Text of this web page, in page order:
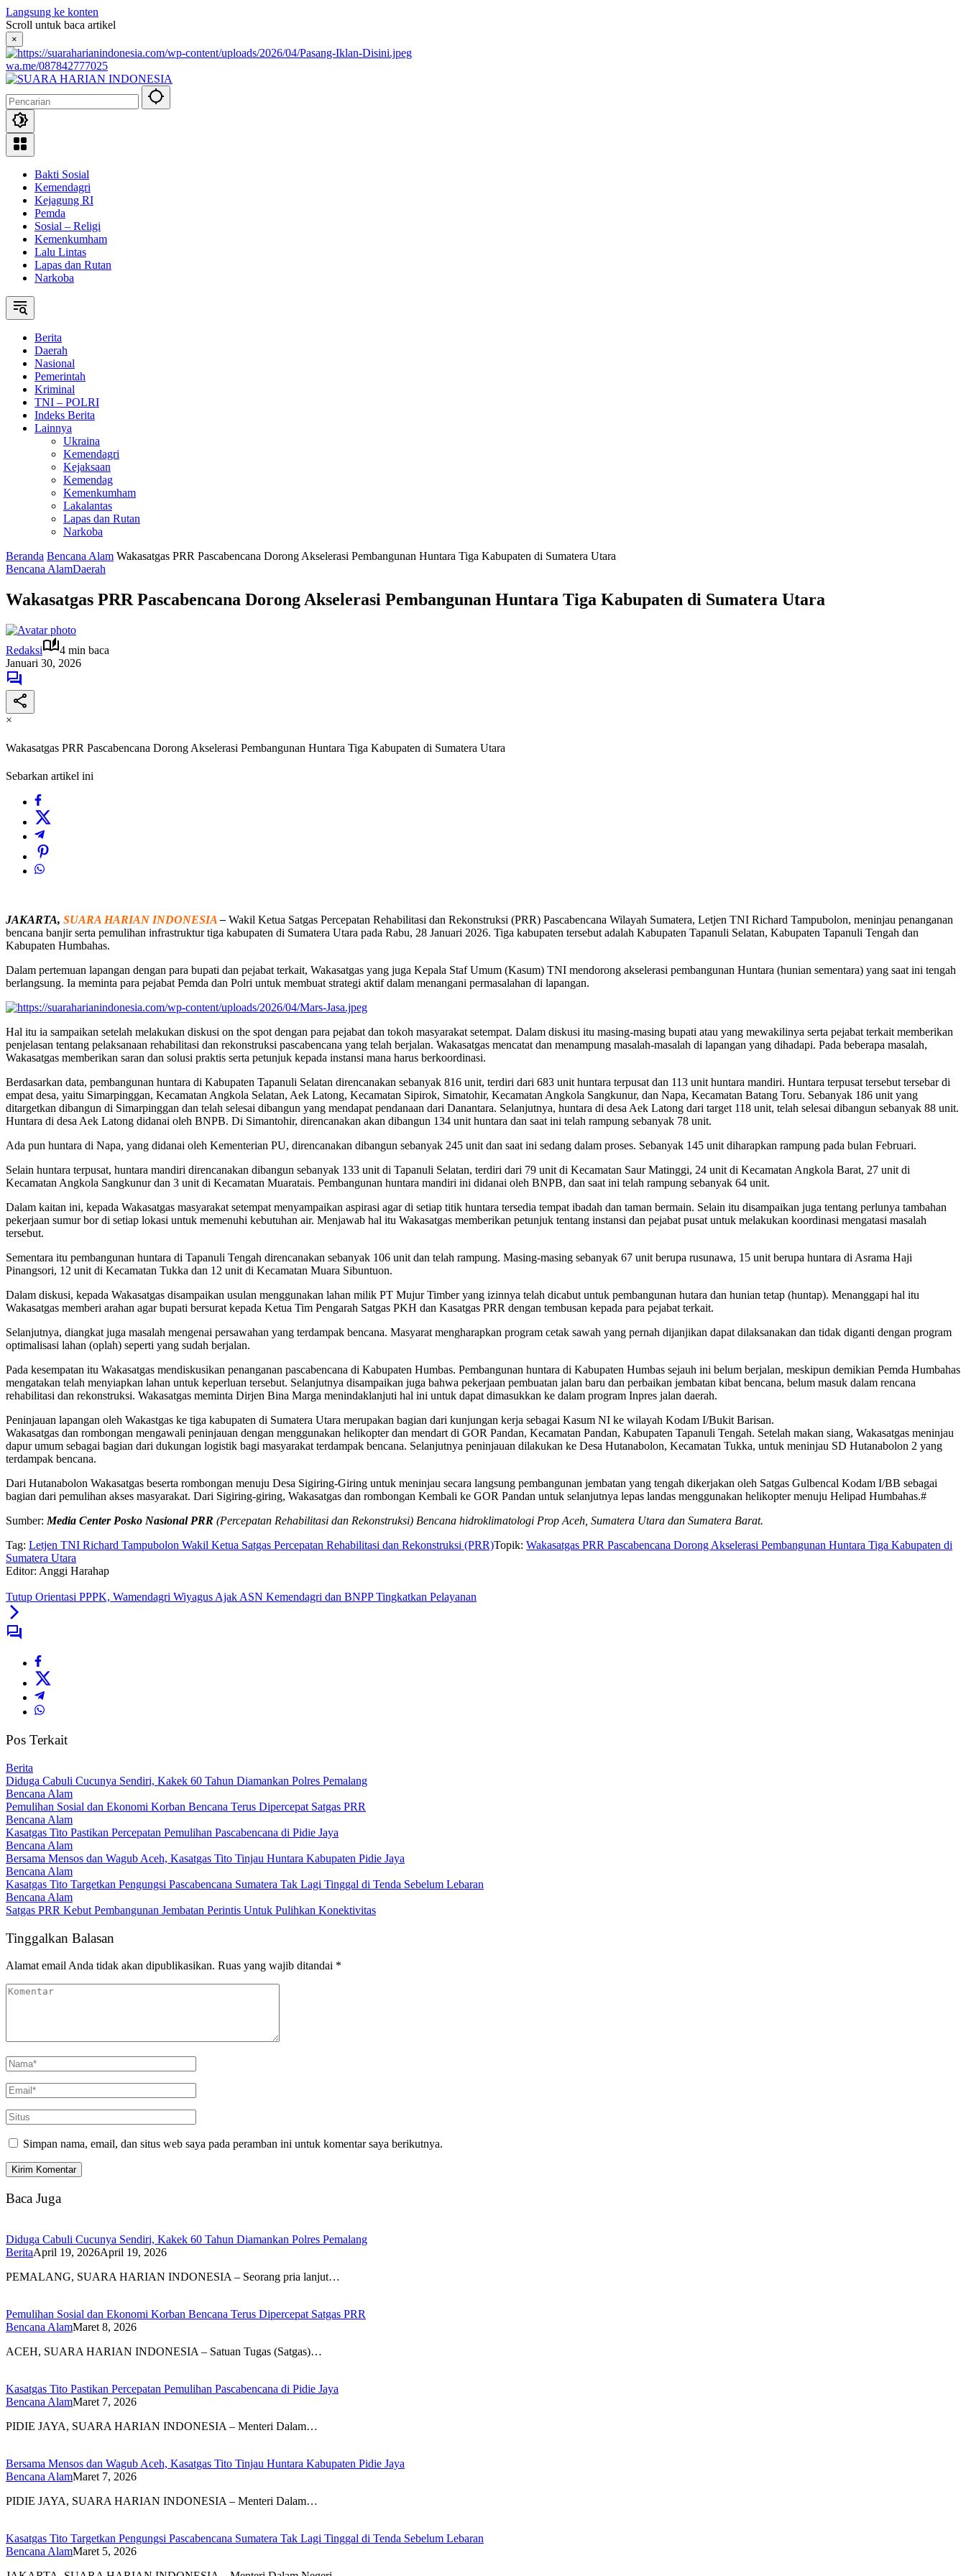
Langsung ke konten
Scroll untuk baca artikel
×
wa.me/087842777025
Bakti Sosial
Kemendagri
Kejagung RI
Pemda
Sosial – Religi
Kemenkumham
Lalu Lintas
Lapas dan Rutan
Narkoba
Berita
Daerah
Nasional
Pemerintah
Kriminal
TNI – POLRI
Indeks Berita
Lainnya
Ukraina
Kemendagri
Kejaksaan
Kemendag
Kemenkumham
Lakalantas
Lapas dan Rutan
Narkoba
Beranda Bencana Alam Wakasatgas PRR Pascabencana Dorong Akselerasi Pembangunan Huntara Tiga Kabupaten di Sumatera Utara
Bencana AlamDaerah
Wakasatgas PRR Pascabencana Dorong Akselerasi Pembangunan Huntara Tiga Kabupaten di Sumatera Utara
Redaksi
4 min baca
Januari 30, 2026
×
Wakasatgas PRR Pascabencana Dorong Akselerasi Pembangunan Huntara Tiga Kabupaten di Sumatera Utara
Sebarkan artikel ini
JAKARTA, SUARA HARIAN INDONESIA – Wakil Ketua Satgas Percepatan Rehabilitasi dan Rekonstruksi (PRR) Pascabencana Wilayah Sumatera, Letjen TNI Richard Tampubolon, meninjau penanganan
bencana banjir serta pemulihan infrastruktur tiga kabupaten di Sumatera Utara pada Rabu, 28 Januari 2026. Tiga kabupaten tersebut adalah Kabupaten Tapanuli Selatan, Kabupaten Tapanuli Tengah dan
Kabupaten Humbahas.
Dalam pertemuan lapangan dengan para bupati dan pejabat terkait, Wakasatgas yang juga Kepala Staf Umum (Kasum) TNI mendorong akselerasi pembangunan Huntara (hunian sementara) yang saat ini tengah
berlangsung. Ia meminta para pejabat Pemda dan Polri untuk membuat strategi aktif dalam menangani permasalahan di lapangan.
Hal itu ia sampaikan setelah melakukan diskusi on the spot dengan para pejabat dan tokoh masyarakat setempat. Dalam diskusi itu masing-masing bupati atau yang mewakilinya serta pejabat terkait memberikan
penjelasan tentang pelaksanaan rehabilitasi dan rekonstruksi pascabencana yang telah berjalan. Wakasatgas mencatat dan menampung masalah-masalah di lapangan yang dihadapi. Pada beberapa masalah,
Wakasatgas memberikan saran dan solusi praktis serta petunjuk kepada instansi mana harus berkoordinasi.
Berdasarkan data, pembangunan huntara di Kabupaten Tapanuli Selatan direncanakan sebanyak 816 unit, terdiri dari 683 unit huntara terpusat dan 113 unit huntara mandiri. Huntara terpusat tersebut tersebar di
empat desa, yaitu Simarpinggan, Kecamatan Angkola Selatan, Aek Latong, Kecamatan Sipirok, Simatohir, Kecamatan Angkola Sangkunur, dan Napa, Kecamatan Batang Toru. Sebanyak 186 unit yang
ditargetkan dibangun di Simarpinggan dan telah selesai dibangun yang mendapat pendanaan dari Danantara. Selanjutnya, huntara di desa Aek Latong dari target 118 unit, telah selesai dibangun sebanyak 88 unit.
Huntara di desa Aek Latong didanai oleh BNPB. Di Simantohir, direncanakan akan dibangun 134 unit huntara dan saat ini telah rampung sebanyak 78 unit.
Ada pun huntara di Napa, yang didanai oleh Kementerian PU, direncanakan dibangun sebanyak 245 unit dan saat ini sedang dalam proses. Sebanyak 145 unit diharapkan rampung pada bulan Februari.
Selain huntara terpusat, huntara mandiri direncanakan dibangun sebanyak 133 unit di Tapanuli Selatan, terdiri dari 79 unit di Kecamatan Saur Matinggi, 24 unit di Kecamatan Angkola Barat, 27 unit di
Kecamatan Angkola Sangkunur dan 3 unit di Kecamatan Muaratais. Pembangunan huntara mandiri ini didanai oleh BNPB, dan saat ini telah rampung sebanyak 64 unit.
Dalam kaitan ini, kepada Wakasatgas masyarakat setempat menyampaikan aspirasi agar di setiap titik huntara tersedia tempat ibadah dan taman bermain. Selain itu disampaikan juga tentang perlunya tambahan
pekerjaan sumur bor di setiap lokasi untuk memenuhi kebutuhan air. Menjawab hal itu Wakasatgas memberikan petunjuk tentang instansi dan pejabat pusat untuk melakukan koordinasi mengatasi masalah
tersebut.
Sementara itu pembangunan huntara di Tapanuli Tengah direncanakan sebanyak 106 unit dan telah rampung. Masing-masing sebanyak 67 unit berupa rusunawa, 15 unit berupa huntara di Asrama Haji
Pinangsori, 12 unit di Kecamatan Tukka dan 12 unit di Kecamatan Muara Sibuntuon.
Dalam diskusi, kepada Wakasatgas disampaikan usulan menggunakan lahan milik PT Mujur Timber yang izinnya telah dicabut untuk pembangunan hutara dan hunian tetap (huntap). Menanggapi hal itu
Wakasatgas memberi arahan agar bupati bersurat kepada Ketua Tim Pengarah Satgas PKH dan Kasatgas PRR dengan tembusan kepada para pejabat terkait.
Selanjutnya, diangkat juga masalah mengenai persawahan yang terdampak bencana. Masyarat mengharapkan program cetak sawah yang pernah dijanjikan dapat dilaksanakan dan tidak diganti dengan program
optimalisasi lahan (oplah) seperti yang sudah berjalan.
Pada kesempatan itu Wakasatgas mendiskusikan penanganan pascabencana di Kabupaten Humbas. Pembangunan huntara di Kabupaten Humbas sejauh ini belum berjalan, meskipun demikian Pemda Humbahas
mengatakan telah menyiapkan lahan untuk keperluan tersebut. Selanjutnya disampaikan juga bahwa pekerjaan pembuatan jalan baru dan perbaikan jembatan kibat bencana, belum masuk dalam rencana
rehabilitasi dan rekonstruksi. Wakasatgas meminta Dirjen Bina Marga menindaklanjuti hal ini untuk dapat dimasukkan ke dalam program Inpres jalan daerah.
Peninjauan lapangan oleh Wakastgas ke tiga kabupaten di Sumatera Utara merupakan bagian dari kunjungan kerja sebagai Kasum NI ke wilayah Kodam I/Bukit Barisan.
Wakasatgas dan rombongan mengawali peninjauan dengan menggunakan helikopter dan mendart di GOR Pandan, Kecamatan Pandan, Kabupaten Tapanuli Tengah. Setelah makan siang, Wakasatgas meninjau
dapur umum sebagai bagian dari dukungan logistik bagi masyarakat terdampak bencana. Selanjutnya peninjauan dilakukan ke Desa Hutanabolon, Kecamatan Tukka, untuk meninjau SD Hutanabolon 2 yang
terdampak bencana.
Dari Hutanabolon Wakasatgas beserta rombongan menuju Desa Sigiring-Giring untuk meninjau secara langsung pembangunan jembatan yang tengah dikerjakan oleh Satgas Gulbencal Kodam I/BB sebagai
bagian dari pemulihan akses masyarakat. Dari Sigiring-giring, Wakasatgas dan rombongan Kembali ke GOR Pandan untuk selanjutnya lepas landas menggunakan helikopter menuju Helipad Humbahas.#
Sumber: Media Center Posko Nasional PRR (Percepatan Rehabilitasi dan Rekonstruksi) Bencana hidroklimatologi Prop Aceh, Sumatera Utara dan Sumatera Barat.
Tag: Letjen TNI Richard Tampubolon Wakil Ketua Satgas Percepatan Rehabilitasi dan Rekonstruksi (PRR)Topik: Wakasatgas PRR Pascabencana Dorong Akselerasi Pembangunan Huntara Tiga Kabupaten di
Sumatera Utara
Editor: Anggi Harahap
Tutup Orientasi PPPK, Wamendagri Wiyagus Ajak ASN Kemendagri dan BNPP Tingkatkan Pelayanan
Pos Terkait
Berita
Diduga Cabuli Cucunya Sendiri, Kakek 60 Tahun Diamankan Polres Pemalang
Bencana Alam
Pemulihan Sosial dan Ekonomi Korban Bencana Terus Dipercepat Satgas PRR
Bencana Alam
Kasatgas Tito Pastikan Percepatan Pemulihan Pascabencana di Pidie Jaya
Bencana Alam
Bersama Mensos dan Wagub Aceh, Kasatgas Tito Tinjau Huntara Kabupaten Pidie Jaya
Bencana Alam
Kasatgas Tito Targetkan Pengungsi Pascabencana Sumatera Tak Lagi Tinggal di Tenda Sebelum Lebaran
Bencana Alam
Satgas PRR Kebut Pembangunan Jembatan Perintis Untuk Pulihkan Konektivitas
Tinggalkan Balasan
Alamat email Anda tidak akan dipublikasikan. Ruas yang wajib ditandai *
Simpan nama, email, dan situs web saya pada peramban ini untuk komentar saya berikutnya.
Baca Juga
Diduga Cabuli Cucunya Sendiri, Kakek 60 Tahun Diamankan Polres Pemalang
BeritaApril 19, 2026April 19, 2026
PEMALANG, SUARA HARIAN INDONESIA – Seorang pria lanjut…
Pemulihan Sosial dan Ekonomi Korban Bencana Terus Dipercepat Satgas PRR
Bencana AlamMaret 8, 2026
ACEH, SUARA HARIAN INDONESIA – Satuan Tugas (Satgas)…
Kasatgas Tito Pastikan Percepatan Pemulihan Pascabencana di Pidie Jaya
Bencana AlamMaret 7, 2026
PIDIE JAYA, SUARA HARIAN INDONESIA – Menteri Dalam…
Bersama Mensos dan Wagub Aceh, Kasatgas Tito Tinjau Huntara Kabupaten Pidie Jaya
Bencana AlamMaret 7, 2026
PIDIE JAYA, SUARA HARIAN INDONESIA – Menteri Dalam…
Kasatgas Tito Targetkan Pengungsi Pascabencana Sumatera Tak Lagi Tinggal di Tenda Sebelum Lebaran
Bencana AlamMaret 5, 2026